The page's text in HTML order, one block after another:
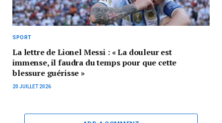
SPORT
La lettre de Lionel Messi : « La douleur est
immense, il faudra du temps pour que cette
blessure guérisse »
20 JUILLET 2026